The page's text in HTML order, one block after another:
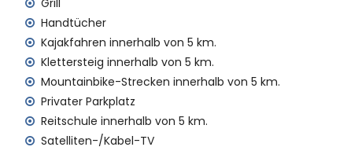
100 Kilometern vom Haus)
Kilometer)
mit Kindern
des Hauses enthalten sind
Grill
Handtücher
Kajakfahren innerhalb von 5 km.
Klettersteig innerhalb von 5 km.
Mountainbike-Strecken innerhalb von 5 km.
Privater Parkplatz
Reitschule innerhalb von 5 km.
Satelliten-/Kabel-TV